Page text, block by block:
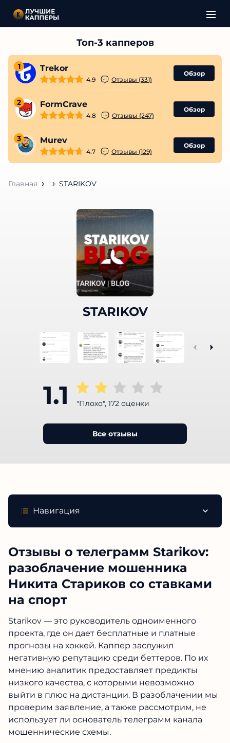
1 Trekor
4.9 Отзывы (331)
Обзор
2 FormCrave
4.8 Отзывы (247)
Обзор
3 Murev
4.7 Отзывы (129)
Обзор
Главная STARIKOV
STARIKOV
1.1 "Плохо", 172 оценки
Все отзывы
Навигация
Отзывы о телеграмм Starikov:
разоблачение мошенника
Никита Стариков со ставками
на спорт
Starikov — это руководитель одноименного
проекта, где он дает бесплатные и платные
прогнозы на хоккей. Каппер заслужил
негативную репутацию среди беттеров. По их
мнению аналитик предоставляет предикты
низкого качества, с которыми невозможно
выйти в плюс на дистанции. В разоблачении мы
проверим заявление, а также рассмотрим, не
использует ли основатель телеграмм канала
мошеннические схемы.